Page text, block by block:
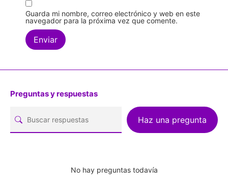
Guarda mi nombre, correo electrónico y web en este
navegador para la próxima vez que comente.
Preguntas y respuestas
Haz una pregunta
No hay preguntas todavía